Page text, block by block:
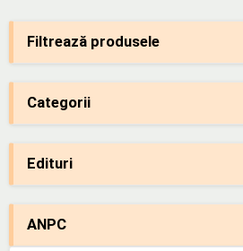
Filtrează produsele
Categorii
Edituri
ANPC